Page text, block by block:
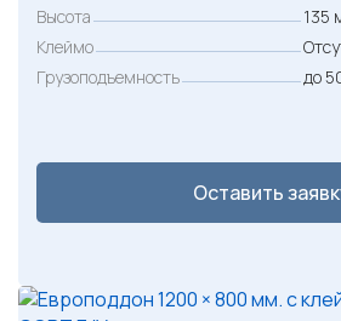
Высота
135
Клеймо
Грузоподъемность
до
Оставить